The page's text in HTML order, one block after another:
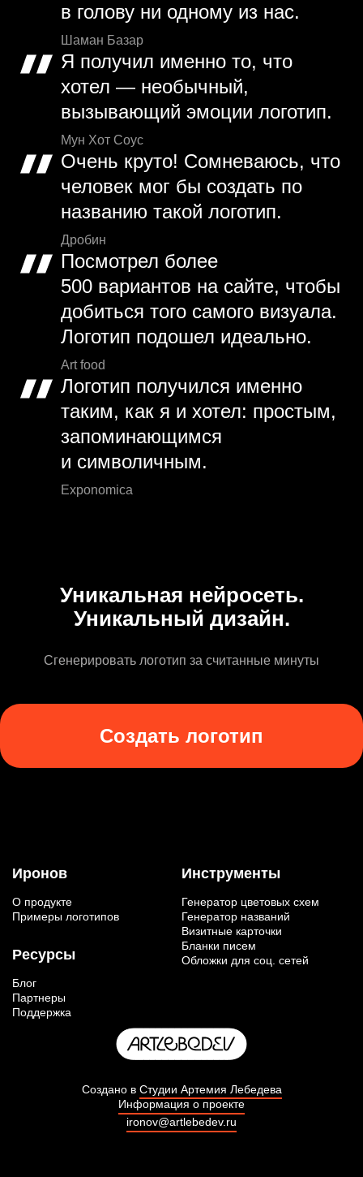
в голову ни одному из нас.
Шаман Базар
Я получил именно то, что
хотел — необычный,
вызывающий эмоции логотип.
Мун Хот Соус
Очень круто! Сомневаюсь, что
человек мог бы создать по
названию такой логотип.
Дробин
Посмотрел более
500 вариантов на сайте, чтобы
добиться того самого визуала.
Логотип подошел идеально.
Art food
Логотип получился именно
таким, как я и хотел: простым,
запоминающимся
и символичным.
Exponomica
Уникальная нейросеть.
Уникальный дизайн.
Сгенерировать логотип за считанные минуты
Создать логотип
Иронов
О продукте
Примеры логотипов
Ресурсы
Блог
Партнеры
Поддержка
Инструменты
Генератор цветовых схем
Генератор названий
Визитные карточки
Бланки писем
Обложки для соц. сетей
Создано в Студии Артемия Лебедева
Информация о проекте
ironov@artlebedev.ru